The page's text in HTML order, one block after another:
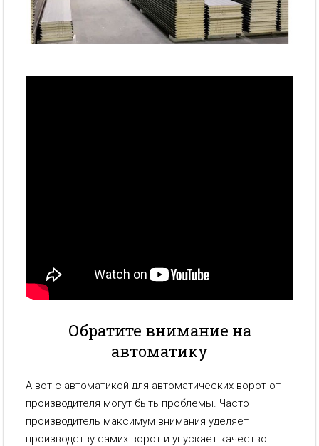
Обратите внимание на
автоматику
А вот с автоматикой для автоматических ворот от
производителя могут быть проблемы. Часто
производитель максимум внимания уделяет
производству самих ворот и упускает качество